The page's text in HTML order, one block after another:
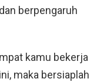
berpengaruh
kamu bekerja
maka bersiaplah